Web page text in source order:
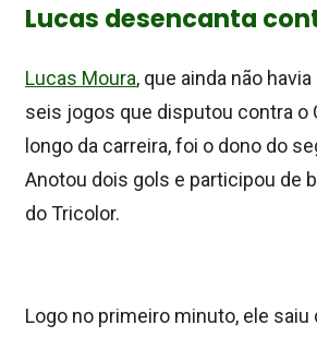
Lucas desencanta
Lucas Moura, que ainda não
seis jogos que disputou contra o
longo da carreira, foi o dono do
Anotou dois gols e participou de
do Tricolor.
Logo no primeiro minuto, ele saiu